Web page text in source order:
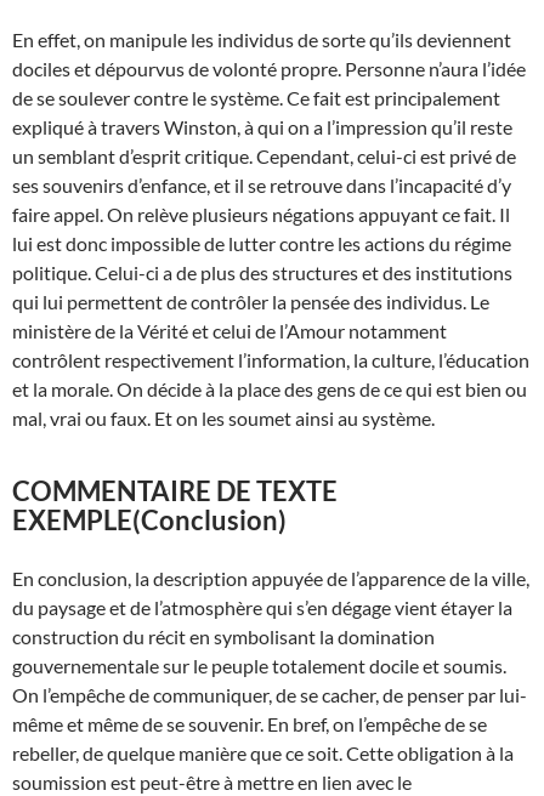
En effet, on manipule les individus de sorte qu’ils deviennent
dociles et dépourvus de volonté propre. Personne n’aura l’idée
de se soulever contre le système. Ce fait est principalement
expliqué à travers Winston, à qui on a l’impression qu’il reste
un semblant d’esprit critique. Cependant, celui-ci est privé de
ses souvenirs d’enfance, et il se retrouve dans l’incapacité d’y
faire appel. On relève plusieurs négations appuyant ce fait. Il
lui est donc impossible de lutter contre les actions du régime
politique. Celui-ci a de plus des structures et des institutions
qui lui permettent de contrôler la pensée des individus. Le
ministère de la Vérité et celui de l’Amour notamment
contrôlent respectivement l’information, la culture, l’éducation
et la morale. On décide à la place des gens de ce qui est bien ou
mal, vrai ou faux. Et on les soumet ainsi au système.
COMMENTAIRE DE TEXTE
EXEMPLE(Conclusion)
En conclusion, la description appuyée de l’apparence de la ville,
du paysage et de l’atmosphère qui s’en dégage vient étayer la
construction du récit en symbolisant la domination
gouvernementale sur le peuple totalement docile et soumis.
On l’empêche de communiquer, de se cacher, de penser par lui-
même et même de se souvenir. En bref, on l’empêche de se
rebeller, de quelque manière que ce soit. Cette obligation à la
soumission est peut-être à mettre en lien avec le